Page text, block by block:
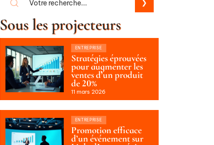
Sous les projecteurs
ENTREPRISE
Stratégies éprouvées
pour augmenter les
ventes d’un produit
de 20%
11 mars 2026
ENTREPRISE
Promotion efficace
d’un événement sur